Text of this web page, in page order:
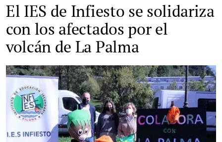
El IES de Infiesto se solidariza
con los afectados por el
volcán de La Palma